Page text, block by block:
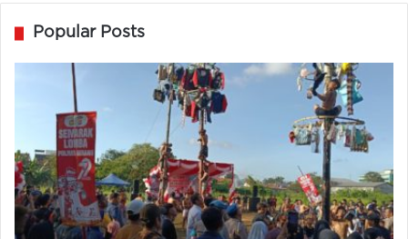
Popular Posts